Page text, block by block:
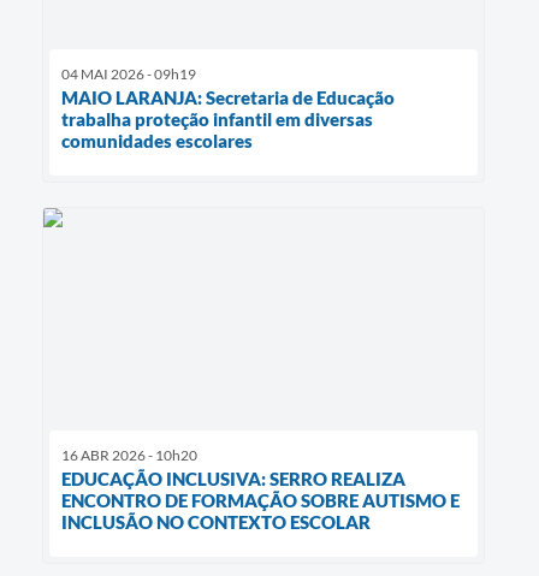
04 MAI 2026 - 09h19
MAIO LARANJA: Secretaria de Educação
trabalha proteção infantil em diversas
comunidades escolares
16 ABR 2026 - 10h20
EDUCAÇÃO INCLUSIVA: SERRO REALIZA
ENCONTRO DE FORMAÇÃO SOBRE AUTISMO E
INCLUSÃO NO CONTEXTO ESCOLAR